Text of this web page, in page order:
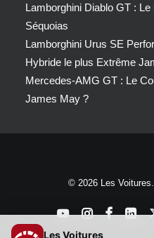
Lamborghini Diablo GT :
Séquoias
Lamborghini Urus SE
Hybride le plus Extrême
Mercedes-AMG GT : Le
James May ?
© 2026 Les
Les Voitures